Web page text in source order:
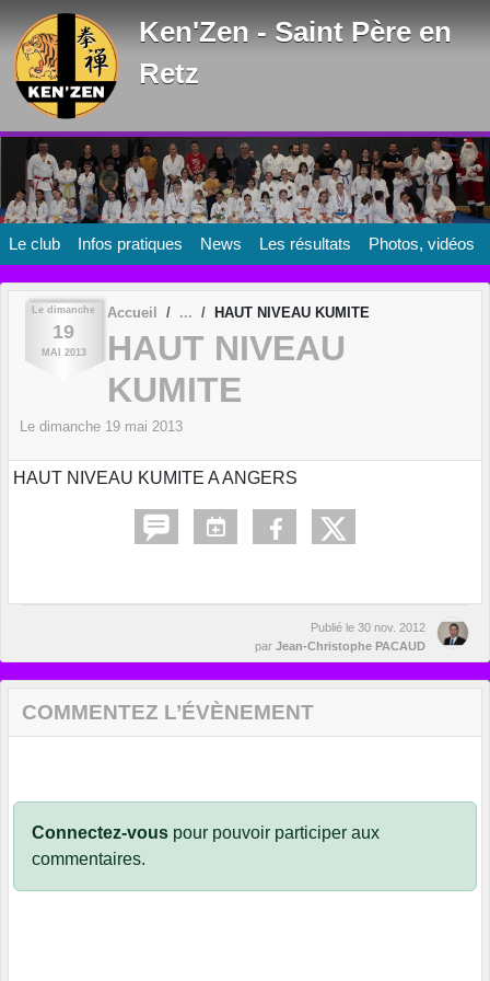
Ken'Zen - Saint Père en
Retz
Le club Infos pratiques News Les résultats Photos, vidéos
Le dimanche
19
MAI 2013
Accueil HAUT NIVEAU KUMITE
HAUT NIVEAU
KUMITE
Le dimanche 19 mai 2013
HAUT NIVEAU KUMITE A ANGERS
Publié le 30 nov. 2012
par Jean-Christophe PACAUD
COMMENTEZ L’ÉVÈNEMENT
Connectez-vous pour pouvoir participer aux
commentaires.
Panneau de gestion des cookies